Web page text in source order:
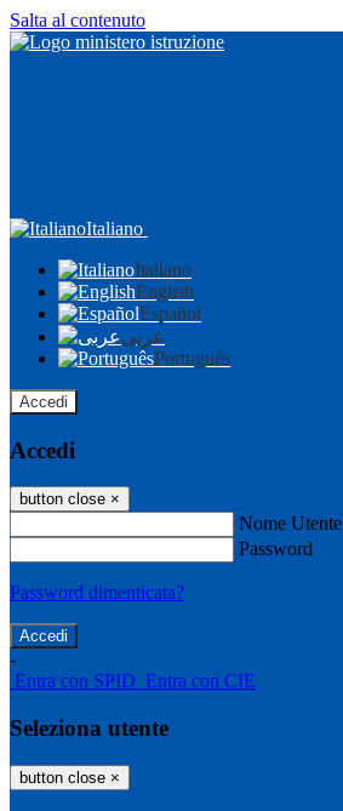
Salta al contenuto
Italiano
Italiano
English
Español
عربى
Português
Accedi
Accedi
button close ×
Nome Utente
Password
Password dimenticata?
-
Entra con SPID Entra con CIE
Seleziona utente
button close ×